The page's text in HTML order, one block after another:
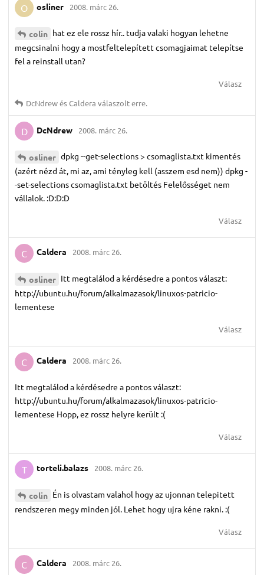
O osliner 2008. márc 26.
colin hat ez ele rossz hír.. tudja valaki hogyan lehetne
megcsinalni hogy a mostfeltelepített csomagjaimat telepítse
fel a reinstall utan?
Válasz
DcNdrewésCaldera válaszolt erre.
D DcNdrew 2008. márc 26.
osliner dpkg --get-selections > csomaglista.txt kimentés
(azért nézd át, mi az, ami tényleg kell (asszem esd nem)) dpkg -
-set-selections csomaglista.txt betöltés Felelősséget nem
vállalok. :D:D:D
Válasz
C Caldera 2008. márc 26.
osliner Itt megtalálod a kérdésedre a pontos választ:
http://ubuntu.hu/forum/alkalmazasok/linuxos-patricio-
lementese
Válasz
C Caldera 2008. márc 26.
Itt megtalálod a kérdésedre a pontos választ:
http://ubuntu.hu/forum/alkalmazasok/linuxos-patricio-
lementese Hopp, ez rossz helyre került :(
Válasz
T torteli.​balazs 2008. márc 26.
colin Én is olvastam valahol hogy az ujonnan telepitett
rendszeren megy minden jól. Lehet hogy ujra kéne rakni. :(
Válasz
C Caldera 2008. márc 26.